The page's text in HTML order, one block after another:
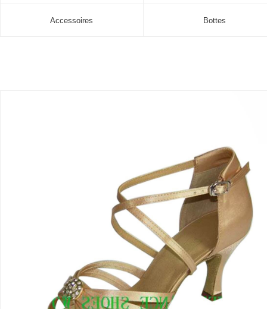
Accessoires Bottes